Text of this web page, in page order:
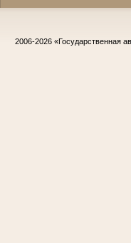
2006-2026 «Государственная